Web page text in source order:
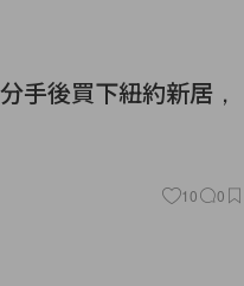
手後買下紐約新居，
10 0